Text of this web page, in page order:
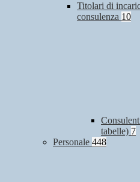
Titolari di
consulenza 10
tabelle) 7
Personale 448